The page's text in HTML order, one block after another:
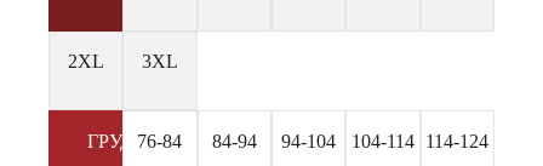
2XL 3XL
ГРУДЬ76-84 84-94 94-104 104-114 114-124